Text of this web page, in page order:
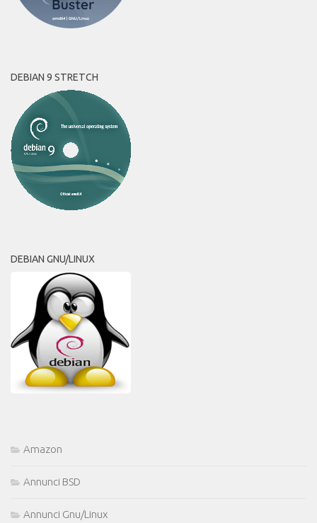
DEBIAN 9 STRETCH
DEBIAN GNU/LINUX
Amazon
Annunci BSD
Annunci Gnu/Linux